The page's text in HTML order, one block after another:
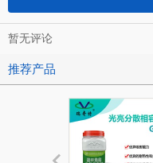
暂无评论
推荐产品